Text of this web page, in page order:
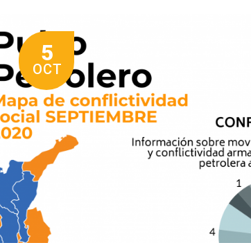
5
OCT